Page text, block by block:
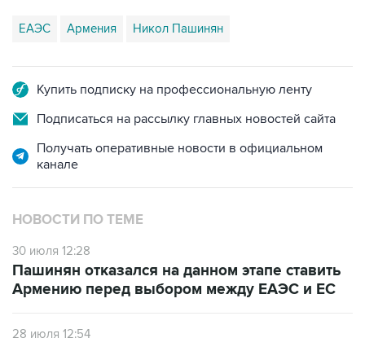
ЕАЭС Армения Никол Пашинян
Купить подписку на профессиональную ленту
Подписаться на рассылку главных новостей сайта
Получать оперативные новости в официальном
канале
НОВОСТИ ПО ТЕМЕ
30 июля 12:28
Пашинян отказался на данном этапе ставить
Армению перед выбором между ЕАЭС и ЕС
28 июля 12:54